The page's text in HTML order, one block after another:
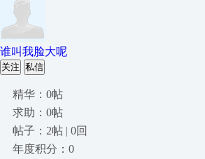
谁叫我脸大呢
关注 私信
精华：0帖
求助：0帖
帖子：2帖 | 0回
年度积分：0